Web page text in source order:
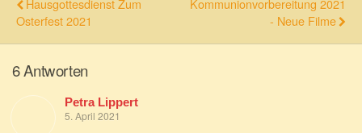
Hausgottesdienst Zum
Osterfest 2021
Kommunionvorbereitung 2021
- Neue Filme
6 Antworten
Petra Lippert
5. April 2021